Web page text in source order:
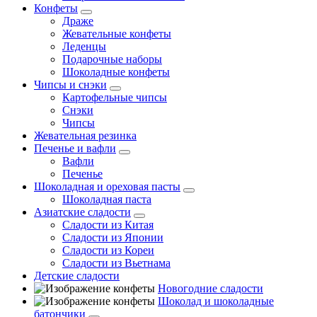
Конфеты
Драже
Жевательные конфеты
Леденцы
Подарочные наборы
Шоколадные конфеты
Чипсы и снэки
Картофельные чипсы
Снэки
Чипсы
Жевательная резинка
Печенье и вафли
Вафли
Печенье
Шоколадная и ореховая пасты
Шоколадная паста
Азиатские сладости
Сладости из Китая
Сладости из Японии
Сладости из Кореи
Сладости из Вьетнама
Детские сладости
Новогодние сладости
Шоколад и шоколадные
батончики